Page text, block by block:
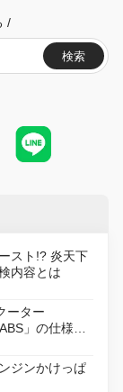
/
検索
スト!? 炎天下
内容とは
ーター
」の仕様を
ジンかけっぱ